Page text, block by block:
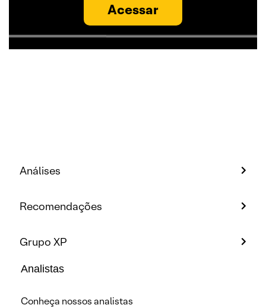
Acessar
Análises
Recomendações
Grupo XP
Analistas
Conheça nossos analistas